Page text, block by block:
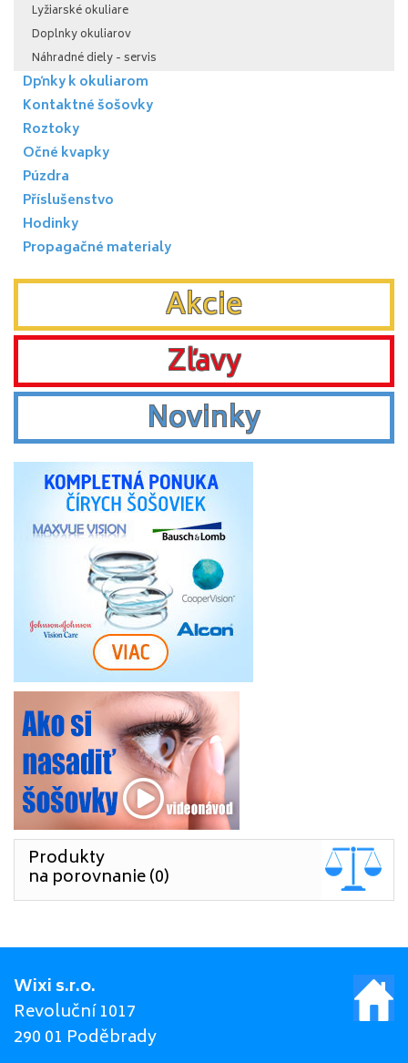
Lyžiarské okuliare
Doplnky okuliarov
Náhradné diely - servis
Dpňky k okuliarom
Kontaktné šošovky
Roztoky
Očné kvapky
Púzdra
Příslušenstvo
Hodinky
Propagačné materialy
Akcie
Zľavy
Novinky
Produkty
na porovnanie (0)
Wixi s.r.o.
Revoluční 1017
290 01 Poděbrady